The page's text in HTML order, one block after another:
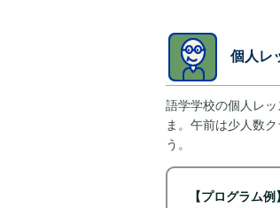
個人レ
語学学校の個人レ
ま。午前は少人数
う。
【プログラム例】